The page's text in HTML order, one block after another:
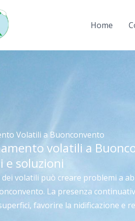
Home
Volatili a Buonconvento
volatili a
e soluzioni
dei volatili può creare problemi a
La presenza
favorire la nidificazione e